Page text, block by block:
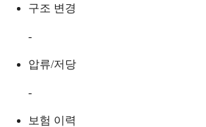
구조 변경
-
압류/저당
-
보험 이력